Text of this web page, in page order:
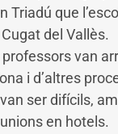
Triadú que
del Vallès.
van
i d’altres
ser difícils,
en hotels.